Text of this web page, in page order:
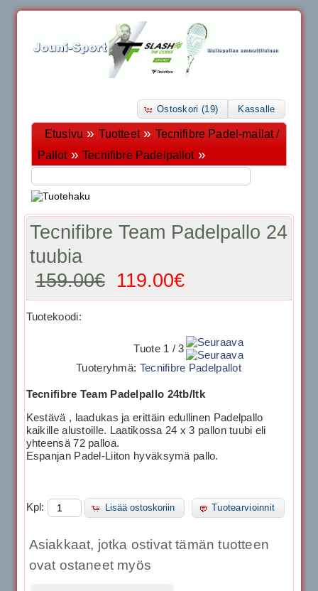
Ostoskori (19) Kassalle
Etusivu » Tuotteet» Tecnifibre Padel-mailat /
Pallot»Tecnifibre Padelpallot»
Tecnifibre Team Padelpallo 24
tuubia
159.00€
119.00€
Tuotekoodi:
Tuote 1 / 3
Tuoteryhmä: Tecnifibre Padelpallot
Tecnifibre Team Padelpallo 24tb/ltk
Kestävä , laadukas ja erittäin edullinen Padelpallo
kaikille alustoille. Laatikossa 24 x 3 pallon tuubi eli
yhteensä 72 palloa.
Espanjan Padel-Liiton hyväksymä pallo.
Kpl: Lisää ostoskoriin Tuotearvioinnit
Asiakkaat, jotka ostivat tämän tuotteen
ovat ostaneet myös